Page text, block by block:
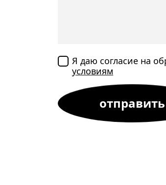
Я даю согласие на
условиям